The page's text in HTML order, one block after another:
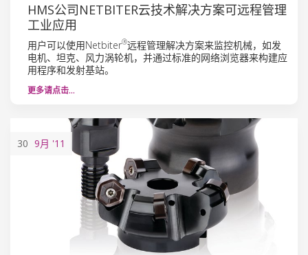
HMS公司NETBITER云技术解决方案可远程管理
工业应用
用户可以使用Netbiter®远程管理解决方案来监控机械，如发
电机、坦克、风力涡轮机，并通过标准的网络浏览器来构建应
用程序和发射基站。
更多请点击…
30 9月 '11